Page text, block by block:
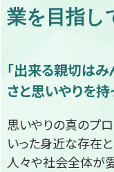
業を目指し
「出来る親切はみ
さと思いやりを
思いやりの真のプ
いった身近な存在
人々や社会全体が